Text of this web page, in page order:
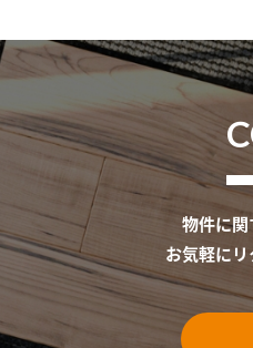
物件に関
お気軽にリ